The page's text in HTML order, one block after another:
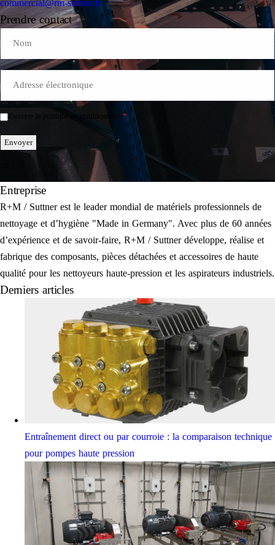
commercial@rm-suttner.fr
Prendre contact
Mail
Einwilligung
J'accepte la politique de confidentialité.*
Envoyer
Entreprise
R+M / Suttner est le leader mondial de matériels professionnels de
nettoyage et d’hygiène "Made in Germany". Avec plus de 60 années
d’expérience et de savoir-faire, R+M / Suttner développe, réalise et
fabrique des composants, pièces détachées et accessoires de haute
qualité pour les nettoyeurs haute-pression et les aspirateurs industriels.
Derniers articles
Entraînement direct ou par courroie : la comparaison technique
pour pompes haute pression